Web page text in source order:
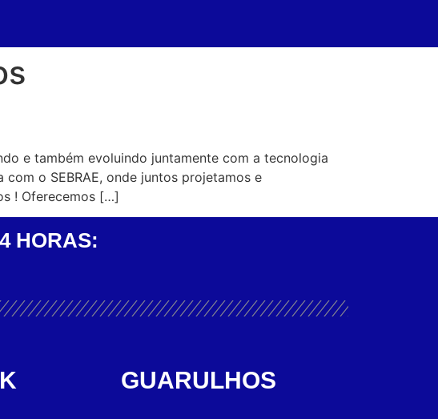
e também evoluindo juntamente com a tecnologia
o SEBRAE, onde juntos projetamos e
! Oferecemos […]
HORAS:
GUARULHOS